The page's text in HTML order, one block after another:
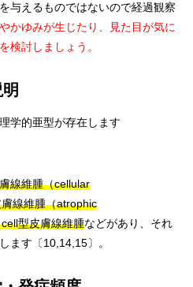
与えるものではないので経過観察
かゆみが生じたり、見た目が気に
検討しましょう。
学的亜型が存在します
線維腫（cellular
線維腫（atrophic
型皮膚線維腫などがあり、それ
ます〔10,14,15〕。